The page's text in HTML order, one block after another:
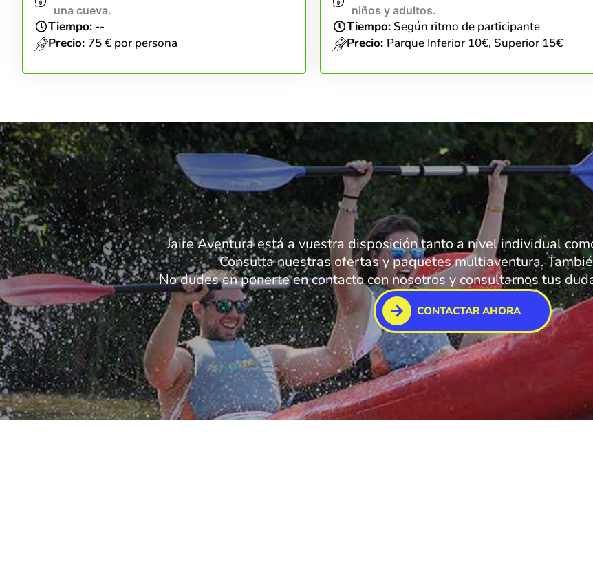
una cueva.
Tiempo: --
Precio: 75 € por persona
niños y adultos.
Tiempo:Según ritmo de participante
Precio: Parque Inferior 10€, Superior 15€
Jaire Aventura está a vuestra disposición tanto a nivel individual
Consulta nuestras ofertas y paquetes multiaventura.
No dudes en ponerte en contacto con nosotros y consultarnos tus
CONTACTAR AHORA